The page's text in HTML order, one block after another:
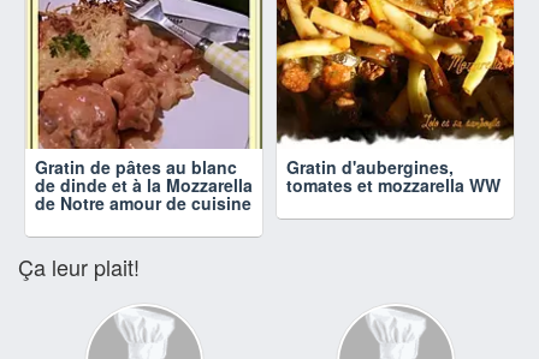
Gratin de pâtes au blanc
de dinde et à la Mozzarella
de Notre amour de cuisine
Gratin d'aubergines,
tomates et mozzarella WW
Ça leur plait!